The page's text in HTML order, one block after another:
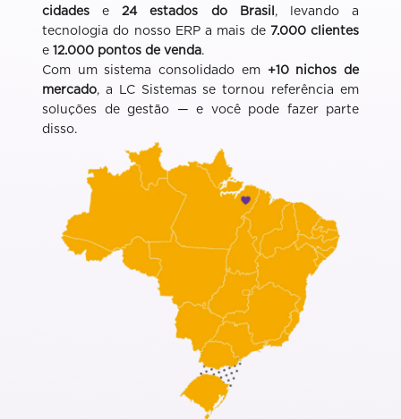
cidades e24 estados do Brasil , levando a
tecnologia do nosso ERP a mais de 7.000 clientes
e 12.000 pontos de venda.
Com um sistema consolidado em
+10 nichos de
mercado, a LC Sistemas se tornou referência em
soluções de gestão — e você pode fazer parte
disso.